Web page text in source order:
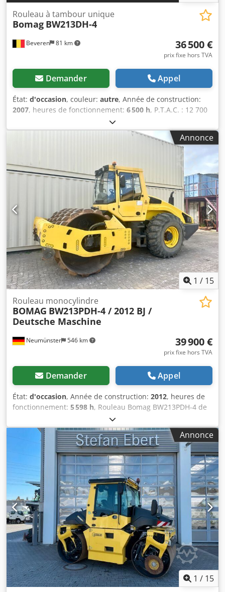
Beveren 81 km
Rouleau à tambour unique
Bomag BW213DH-4
36 500 €
prix fixe hors TVA
Demander Appel
État: d'occasion, couleur: autre, Année de construction:
2007, heures de fonctionnement: 6 500 h, P.T.A.C. : 12 700
kg Marque du moteur : Deutz Marquage CE : oui Numéro
de série : 101582511260 Machines à vendre ! Csdpfx Aoy R
Uwrjqlsha Parcourez notre site pour découvrir une vaste
sélection de machines prêtes à l’achat. Nous disposons de
plus d’options que celles présentées en ligne, n’hésitez pas
à nous appeler ou à nous écrire à tout moment. Toutes nos
machines sont entièrement révisées et contrôlées pour
leur fiabilité. Besoin de photos ? Contactez-nous et nous
vous les transmettrons rapidement. Nous sommes à votre
service en néerlandais, anglais, français, allemand,
espagnol et russe. Découvrez notre large gamme de
machines fiables.
Annonce
1 / 15
Neumünster 546 km
Rouleau monocylindre
BOMAG BW213PDH-4 / 2012 BJ /
Deutsche Maschine
39 900 €
prix fixe hors TVA
Demander Appel
État: d'occasion, Année de construction: 2012, heures de
fonctionnement: 5 598 h, Rouleau Bomag BW213PDH-4 de
2012 avec seulement 5 598 heures de fonctionnement ! ----
* Constructeur : Bomag * Modèle : BW213PDH-4 * Année :
2012 * Heures de fonctionnement relevées : env. 5 598 *
Poids opérationnel : 13 100 kg * Climatisation * Machine
allemande * 119 kW * Moteur diesel Deutz * Autres photos
et vidéo disponibles sur demande * Prix : 39 900 euros HT
+ 19% TVA ----Pour toute question complémentaire, merci
d'appeler : Erik Kortum : WhatsApp Kai Kortum : WhatsApp
Toutes les informations sont données sans garantie ; sous
réserve d'erreurs ou de vente préalable. Chedpfx Asyt
Uirsqlsa
Annonce
1 / 15